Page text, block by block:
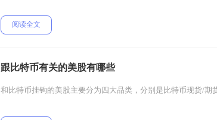
阅读全文
跟比特币有关的美股有哪些
和比特币挂钩的美股主要分为四大品类，分别是比特币现货/期